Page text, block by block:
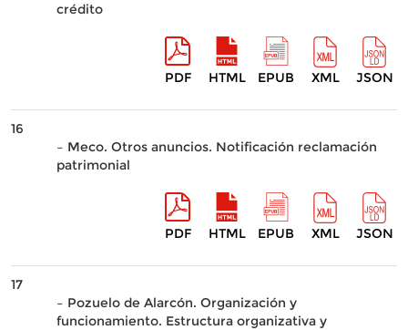
crédito
PDF HTML EPUB XML JSON
16
– Meco. Otros anuncios. Notificación reclamación
patrimonial
PDF HTML EPUB XML JSON
17
– Pozuelo de Alarcón. Organización y
funcionamiento. Estructura organizativa y